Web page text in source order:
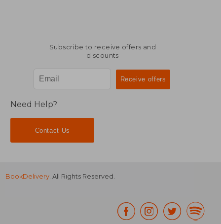
Subscribe to receive offers and
discounts
Need Help?
Contact Us
BookDelivery. All Rights Reserved.